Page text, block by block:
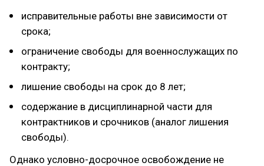
исправительные работы вне зависимости от
срока;
ограничение свободы для военнослужащих по
контракту;
лишение свободы на срок до 8 лет;
содержание в дисциплинарной части для
контрактников и срочников (аналог лишения
свободы).
Однако условно-досрочное освобождение не